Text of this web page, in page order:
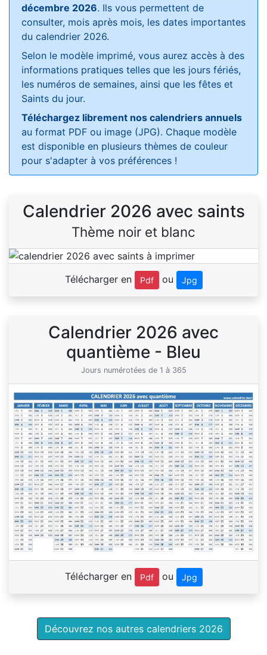
décembre 2026. Ils vous permettent de
consulter, mois après mois, les dates importantes
du calendrier 2026.
Selon le modèle imprimé, vous aurez accès à des
informations pratiques telles que les jours fériés,
les numéros de semaines, ainsi que les fêtes et
Saints du jour.
Téléchargez librement nos calendriers annuels
au format PDF ou image (JPG). Chaque modèle
est disponible en plusieurs thèmes de couleur
pour s'adapter à vos préférences !
Calendrier 2026 avec saints
Thème noir et blanc
Télécharger en Pdf ou Jpg
Calendrier 2026 avec
quantième - Bleu
Jours numérotées de 1 à 365
Télécharger en Pdf ou Jpg
Découvrez nos autres calendriers 2026